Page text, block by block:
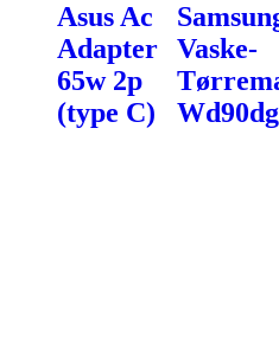
Asus Ac
Adapter
65w 2p
(type C)
Vaske-